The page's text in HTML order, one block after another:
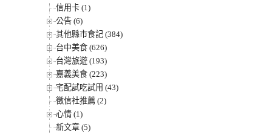
信用卡 (1)
公告 (6)
其他縣市食記 (384)
台中美食 (626)
台灣旅遊 (193)
嘉義美食 (223)
宅配試吃試用 (43)
徵信社推薦 (2)
心情 (1)
新文章 (5)